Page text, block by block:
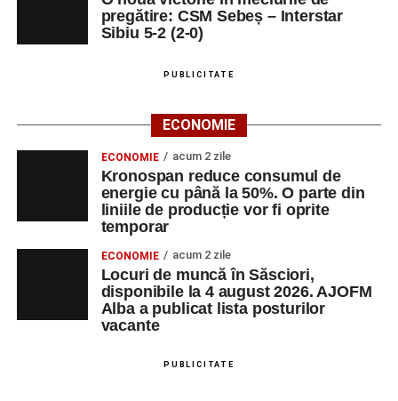
vocația pedagogică autentică.
Urmărește-ne pe Google News
Ultimele știri din Sebeș
Primăria Sebeș a decis să reducă intensitatea
iluminatului public pe timpul nopții, în contextul
apelului la economii al Guvernului Bolojan
Duminică, 23 august 2026, Râpa Roșie găzduiește
cea de-a III-a ediție a concursului „CicloAventurier
Primul concert din cadrul String Symphonic Camp
pregătire: CSM Sebeș – Interstar
Sibiu 5-2 (2-0)
PUBLICITATE
ECONOMIE
ECONOMIE acum 2 zile
Kronospan reduce consumul de
energie cu până la 50%. O parte din
liniile de producție vor fi oprite
temporar
ECONOMIE acum 2 zile
Locuri de muncă în Săsciori,
disponibile la 4 august 2026. AJOFM
Alba a publicat lista posturilor
vacante
PUBLICITATE